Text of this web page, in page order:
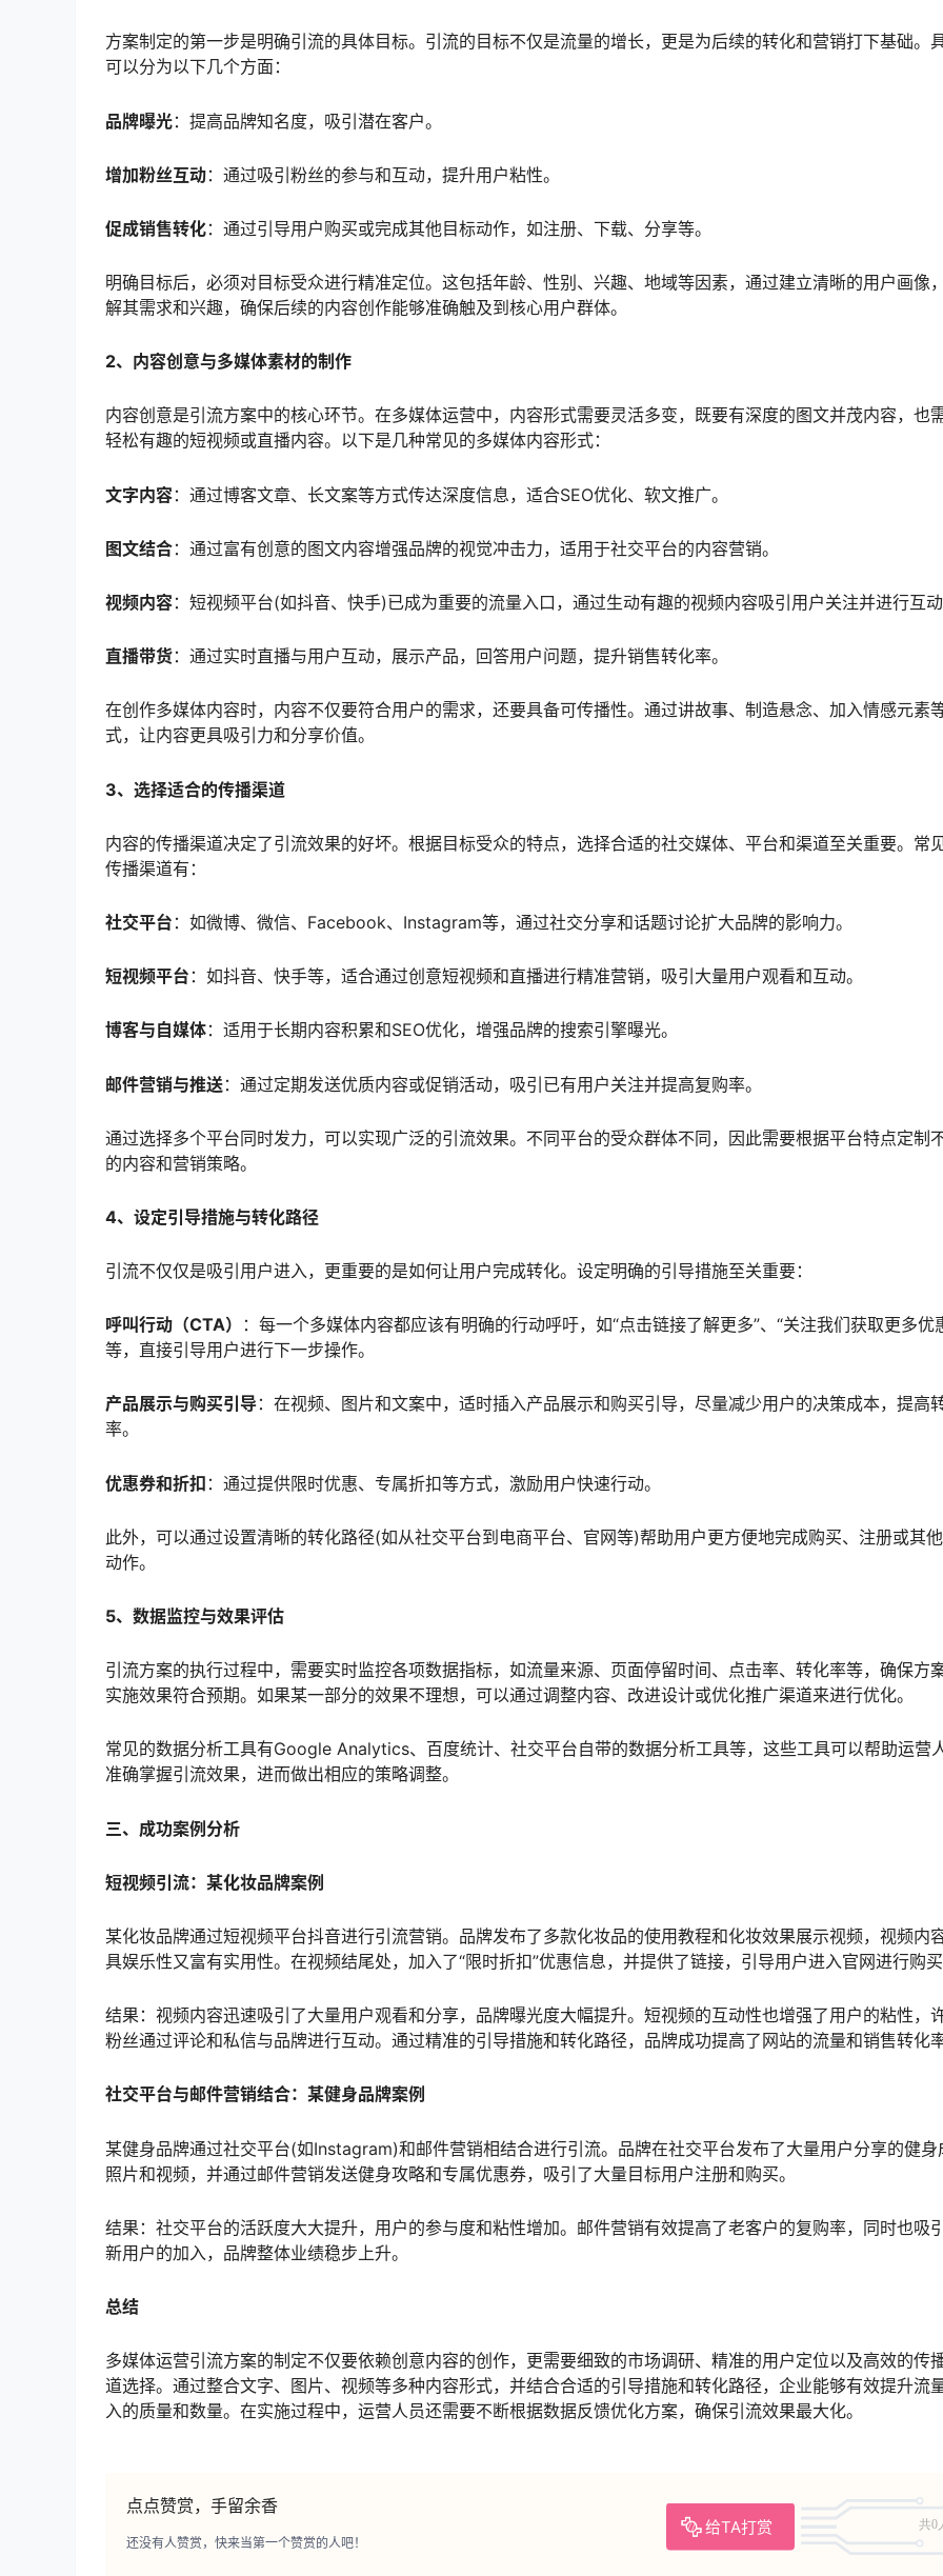
方案制定的第一步是明确引流的具体目标。引流的目标不仅是流量的增长，更是为后续的转化和营销打下基础。
可以分为以下几个方面：
品牌曝光：提高品牌知名度，吸引潜在客户。
增加粉丝互动：通过吸引粉丝的参与和互动，提升用户粘性。
促成销售转化：通过引导用户购买或完成其他目标动作，如注册、下载、分享等。
明确目标后，必须对目标受众进行精准定位。这包括年龄、性别、兴趣、地域等因素，通过建立清晰的用户画像
解其需求和兴趣，确保后续的内容创作能够准确触及到核心用户群体。
2、内容创意与多媒体素材的制作
内容创意是引流方案中的核心环节。在多媒体运营中，内容形式需要灵活多变，既要有深度的图文并茂内容，也
轻松有趣的短视频或直播内容。以下是几种常见的多媒体内容形式：
文字内容：通过博客文章、长文案等方式传达深度信息，适合SEO优化、软文推广。
图文结合：通过富有创意的图文内容增强品牌的视觉冲击力，适用于社交平台的内容营销。
视频内容：短视频平台(如抖音、快手)已成为重要的流量入口，通过生动有趣的视频内容吸引用户关注并进行互动
直播带货：通过实时直播与用户互动，展示产品，回答用户问题，提升销售转化率。
在创作多媒体内容时，内容不仅要符合用户的需求，还要具备可传播性。通过讲故事、制造悬念、加入情感元素
式，让内容更具吸引力和分享价值。
3、选择适合的传播渠道
内容的传播渠道决定了引流效果的好坏。根据目标受众的特点，选择合适的社交媒体、平台和渠道至关重要。常
传播渠道有：
社交平台 ：如微博、微信、Facebook、Instagram等，通过社交分享和话题讨论扩大品牌的影响力。
短视频平台 ：如抖音、快手等，适合通过创意短视频和直播进行精准营销，吸引大量用户观看和互动。
博客与自媒体：适用于长期内容积累和SEO优化，增强品牌的搜索引擎曝光。
邮件营销与推送：通过定期发送优质内容或促销活动，吸引已有用户关注并提高复购率。
通过选择多个平台同时发力，可以实现广泛的引流效果。不同平台的受众群体不同，因此需要根据平台特点定制
的内容和营销策略。
4、设定引导措施与转化路径
引流不仅仅是吸引用户进入，更重要的是如何让用户完成转化。设定明确的引导措施至关重要：
呼叫行动（CTA）
：每一个多媒体内容都应该有明确的行动呼吁，如“点击链接了解更多”、“关注我们获取更多优
等，直接引导用户进行下一步操作。
产品展示与购买引导：在视频、图片和文案中，适时插入产品展示和购买引导，尽量减少用户的决策成本，提高
率。
优惠券和折扣 ：通过提供限时优惠、专属折扣等方式，激励用户快速行动。
此外，可以通过设置清晰的转化路径(如从社交平台到电商平台、官网等)帮助用户更方便地完成购买、注册或其
动作。
5、数据监控与效果评估
引流方案的执行过程中，需要实时监控各项数据指标，如流量来源、页面停留时间、点击率、转化率等，确保方
实施效果符合预期。如果某一部分的效果不理想，可以通过调整内容、改进设计或优化推广渠道来进行优化。
常见的数据分析工具有Google Analytics、百度统计、社交平台自带的数据分析工具等，这些工具可以帮助运营
准确掌握引流效果，进而做出相应的策略调整。
三、成功案例分析
短视频引流：某化妆品牌案例
某化妆品牌通过短视频平台抖音进行引流营销。品牌发布了多款化妆品的使用教程和化妆效果展示视频，视频内
具娱乐性又富有实用性。在视频结尾处，加入了“限时折扣”优惠信息，并提供了链接，引导用户进入官网进行购买
结果：视频内容迅速吸引了大量用户观看和分享，品牌曝光度大幅提升。短视频的互动性也增强了用户的粘性，
粉丝通过评论和私信与品牌进行互动。通过精准的引导措施和转化路径，品牌成功提高了网站的流量和销售转化率
社交平台与邮件营销结合：某健身品牌案例
某健身品牌通过社交平台(如Instagram)和邮件营销相结合进行引流。品牌在社交平台发布了大量用户分享的健身
照片和视频，并通过邮件营销发送健身攻略和专属优惠券，吸引了大量目标用户注册和购买。
结果：社交平台的活跃度大大提升，用户的参与度和粘性增加。邮件营销有效提高了老客户的复购率，同时也吸
新用户的加入，品牌整体业绩稳步上升。
总结
多媒体运营引流方案的制定不仅要依赖创意内容的创作，更需要细致的市场调研、精准的用户定位以及高效的传
道选择。通过整合文字、图片、视频等多种内容形式，并结合合适的引导措施和转化路径，企业能够有效提升流
入的质量和数量。在实施过程中，运营人员还需要不断根据数据反馈优化方案，确保引流效果最大化。
点点赞赏，手留余香
给TA打赏 共0
还没有人赞赏，快来当第一个赞赏的人吧！